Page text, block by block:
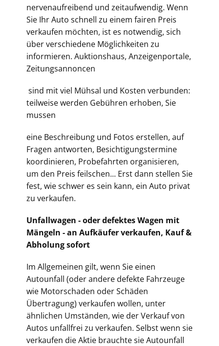
nervenaufreibend und zeitaufwendig. Wenn
Sie Ihr Auto schnell zu einem fairen Preis
verkaufen möchten, ist es notwendig, sich
über verschiedene Möglichkeiten zu
informieren. Auktionshaus, Anzeigenportale,
Zeitungsannoncen
sind mit viel Mühsal und Kosten verbunden:
teilweise werden Gebühren erhoben, Sie
mussen
eine Beschreibung und Fotos erstellen, auf
Fragen antworten, Besichtigungstermine
koordinieren, Probefahrten organisieren,
um den Preis feilschen... Erst dann stellen Sie
fest, wie schwer es sein kann, ein Auto privat
zu verkaufen.
Unfallwagen - oder defektes Wagen mit
Mängeln - an Aufkäufer verkaufen, Kauf &
Abholung sofort
Im Allgemeinen gilt, wenn Sie einen
Autounfall (oder andere defekte Fahrzeuge
wie Motorschaden oder Schäden
Übertragung) verkaufen wollen, unter
ähnlichen Umständen, wie der Verkauf von
Autos unfallfrei zu verkaufen. Selbst wenn sie
verkaufen die Aktie brauchte sie Autounfall